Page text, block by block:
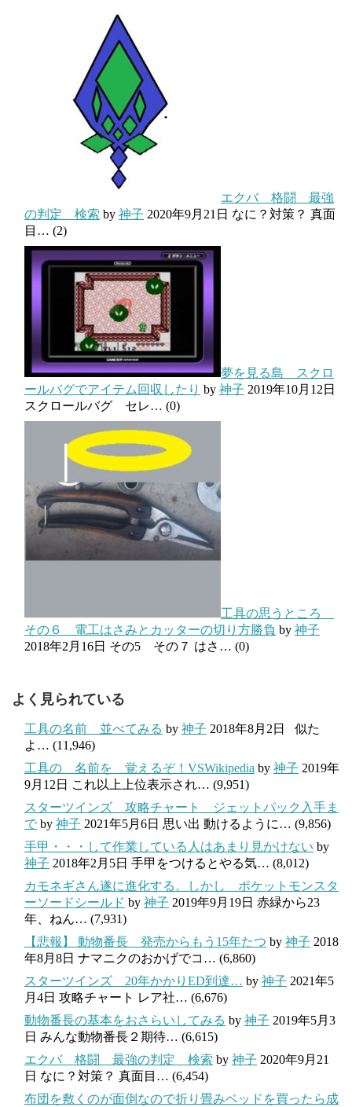
エクバ 格闘 最強
の判定 検索 by 神子 2020年9月21日 なに？対策？ 真面
目… (2)
夢を見る島 スクロ
ールバグでアイテム回収したり by 神子 2019年10月12日
スクロールバグ セレ… (0)
工具の思うところ
その６ 電工はさみとカッターの切り方勝負 by 神子
2018年2月16日 その5 その７ はさ… (0)
よく見られている
工具の名前 並べてみる by 神子 2018年8月2日
似た
よ… (11,946)
工具の 名前を 覚えるぞ！VSWikipedia by 神子 2019年
9月12日 これ以上上位表示され… (9,951)
スターツインズ 攻略チャート ジェットパック入手ま
で by 神子 2021年5月6日 思い出 動けるように… (9,856)
手甲・・・して作業している人はあまり見かけない by
神子 2018年2月5日 手甲をつけるとやる気… (8,012)
カモネギさん遂に進化する。しかし ポケットモンスタ
ーソードシールド by 神子 2019年9月19日 赤緑から23
年、ねん… (7,931)
【悲報】 動物番長 発売からもう15年たつ by 神子 2018
年8月8日 ナマニクのおかげでコ… (6,860)
スターツインズ 20年かかりED到達… by 神子 2021年5
月4日 攻略チャート レア社… (6,676)
動物番長の基本をおさらいしてみる by 神子 2019年5月3
日 みんな動物番長２期待… (6,615)
エクバ 格闘 最強の判定 検索 by 神子 2020年9月21
日 なに？対策？ 真面目… (6,454)
布団を敷くのが面倒なので折り畳みベッドを買ったら成